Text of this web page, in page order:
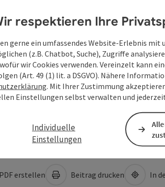
PDF erstellen Beitrag drucken In
respektieren Ihre
gerne ein umfassendes Website-Erlebnis mit
(z.B. Chatbot, Suche), Zugriffe
wir Cookies verwenden. Vereinzelt kann
(Art. 49 (1) lit. a DSGVO). Nähere
. Mit Ihrer Zustimmung akzeptieren
Einstellungen selbst verwalten und
Individuelle
Einstellungen